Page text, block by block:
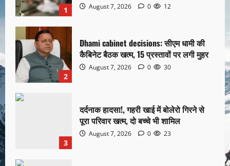
1 August 7, 2026 0 12
2
Dhami cabinet decisions: सीएम धामी की
कैबिनेट बैठक खत्म, 15 प्रस्तावों पर लगी मुहर
August 7, 2026 0 30
3
दर्दनाक हादसा!, गहरी खाई में बोलेरो गिरने से
पूरा परिवार खत्म, दो बच्चे भी शामिल
August 7, 2026 0 23